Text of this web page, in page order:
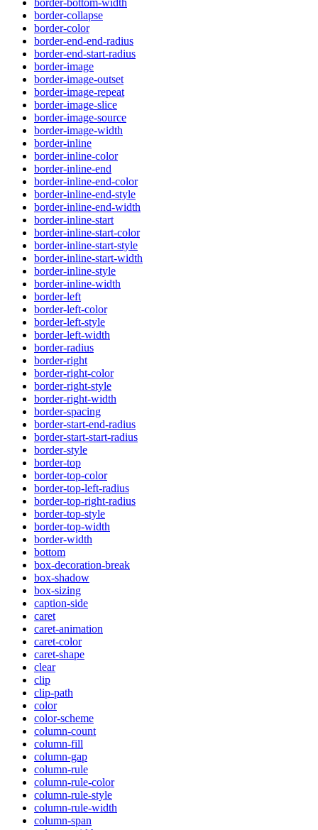
border-collapse
border-color
border-end-end-radius
border-end-start-radius
border-image
border-image-outset
border-image-repeat
border-image-slice
border-image-source
border-image-width
border-inline
border-inline-color
border-inline-end
border-inline-end-color
border-inline-end-style
border-inline-end-width
border-inline-start
border-inline-start-color
border-inline-start-style
border-inline-start-width
border-inline-style
border-inline-width
border-left
border-left-color
border-left-style
border-left-width
border-radius
border-right
border-right-color
border-right-style
border-right-width
border-spacing
border-start-end-radius
border-start-start-radius
border-style
border-top
border-top-color
border-top-left-radius
border-top-right-radius
border-top-style
border-top-width
border-width
bottom
box-decoration-break
box-shadow
box-sizing
caption-side
caret
caret-animation
caret-color
caret-shape
clear
clip
clip-path
color
color-scheme
column-count
column-fill
column-gap
column-rule
column-rule-color
column-rule-style
column-rule-width
column-span